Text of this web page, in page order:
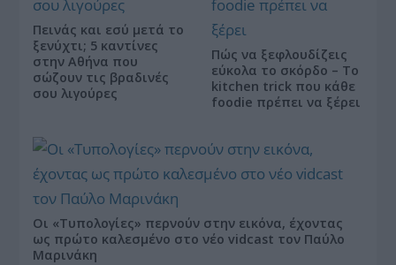
Πεινάς και εσύ μετά το
ξενύχτι; 5 καντίνες
στην Αθήνα που
σώζουν τις βραδινές
σου λιγούρες
Πώς να ξεφλουδίζεις
εύκολα το σκόρδο – Το
kitchen trick που κάθε
foodie πρέπει να ξέρει
Οι «Τυπολογίες» περνούν στην εικόνα, έχοντας
ως πρώτο καλεσμένο στο νέο vidcast τον Παύλο
Μαρινάκη